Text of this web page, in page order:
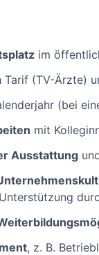
im
Tarif (TV-Ärzte)
(bei
mit
Ausstattung
, z. B.